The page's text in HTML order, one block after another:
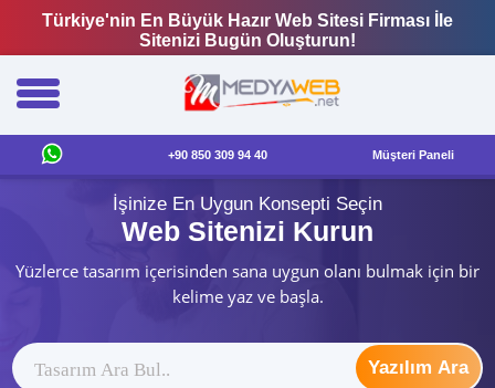
Türkiye'nin En Büyük Hazır Web Sitesi Firması İle
Sitenizi Bugün Oluşturun!
+90 850 309 94 40 Müşteri Paneli
İşinize En Uygun Konsepti Seçin
Web Sitenizi Kurun
Yüzlerce tasarım içerisinden sana uygun olanı bulmak için bir
kelime yaz ve başla.
Yazılım Ara